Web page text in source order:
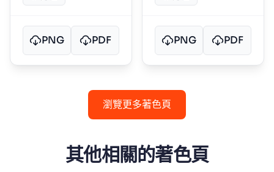
PNG PDF PNG PDF
瀏覽更多著色頁
其他相關的著色頁